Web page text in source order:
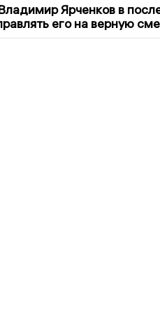
Ярченков в
его на верную